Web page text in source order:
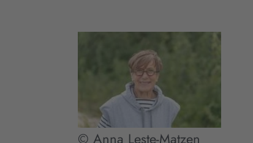
© Anna Leste-Matzen